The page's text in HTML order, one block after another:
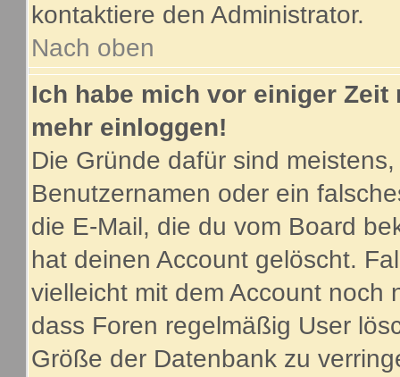
kontaktiere den Administrator.
Nach oben
Ich habe mich vor einiger
mehr einloggen!
Die Gründe dafür sind
Benutzernamen oder ein
die E-Mail, die du vom Board
hat deinen Account gelöscht.
vielleicht mit dem Account noch
dass Foren regelmäßig User
Größe der Datenbank zu